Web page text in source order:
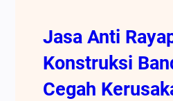
Jasa Anti
Konstruksi
Cegah